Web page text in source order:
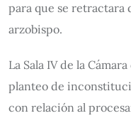
para que se retractara
arzobispo.
La Sala IV de la
planteo de
con relación al